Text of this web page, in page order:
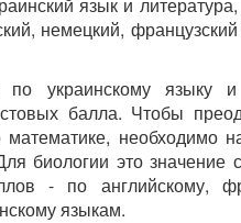
немецкий,
украинскому языку и
балла. Чтобы
необходимо
биологии это значение
- по английскому,
языкам.